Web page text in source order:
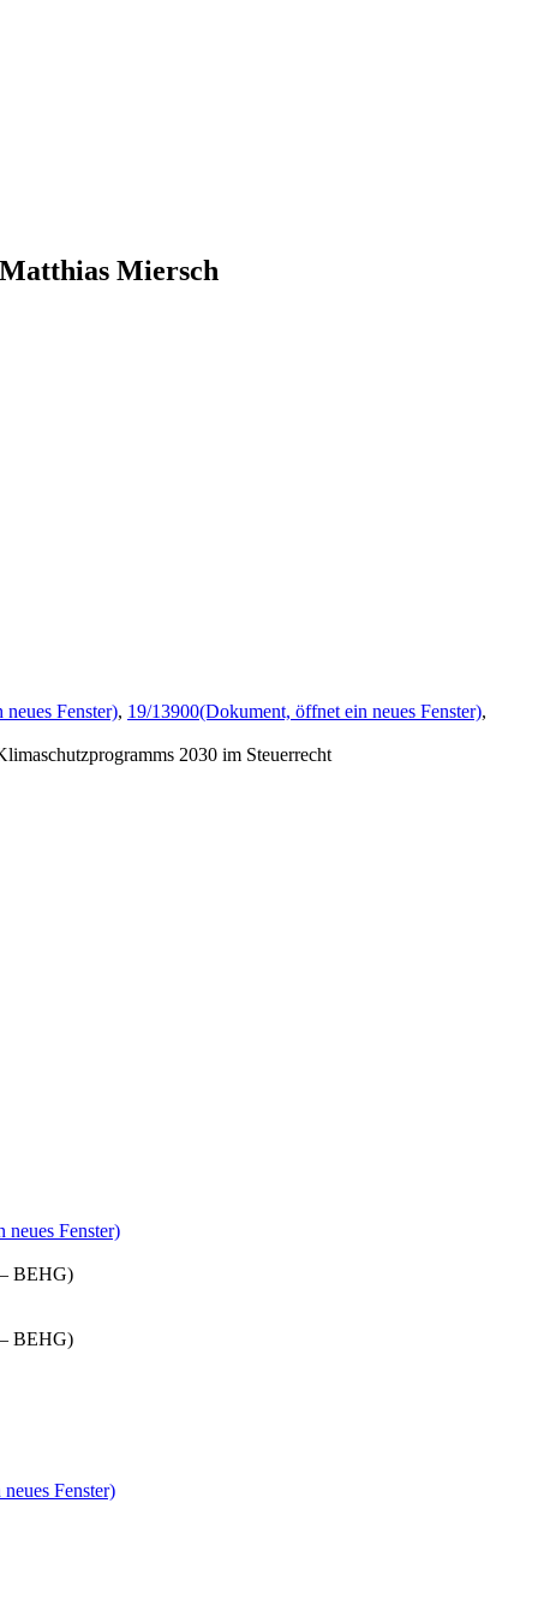
Matthias Miersch
Fenster), 19/13900(Dokument, öffnet ein neues Fenster),
2030 im Steuerrecht
Fenster)
– BEHG)
– BEHG)
Fenster)